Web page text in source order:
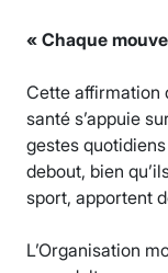
« Chaque
Cette affirmation
santé s’appuie
gestes
debout, bien
sport, apportent
L’Organisation